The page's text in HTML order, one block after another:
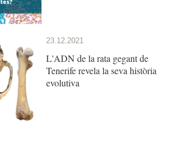
23.12.2021
L'ADN de la rata gegant de
Tenerife revela la seva història
evolutiva